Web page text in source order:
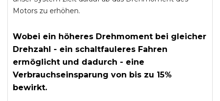
Motors zu erhöhen.
Wobei ein höheres Drehmoment bei gleicher
Drehzahl - ein schaltfauleres Fahren
ermöglicht und dadurch - eine
Verbrauchseinsparung von bis zu 15%
bewirkt.